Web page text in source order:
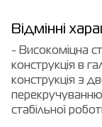
Відмінні
- Високоміцна
конструкція в
конструкція з
стабільної